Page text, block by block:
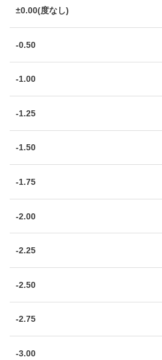
±0.00(度なし)
-0.50
-1.00
-1.25
-1.50
-1.75
-2.00
-2.25
-2.50
-2.75
-3.00